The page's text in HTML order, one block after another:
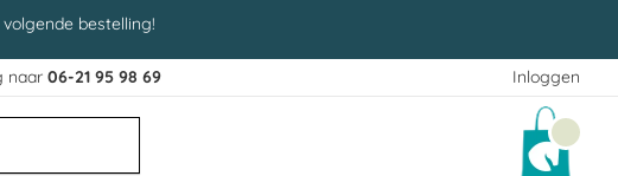
bestelling!
Inloggen
naar06-21 95 98 69